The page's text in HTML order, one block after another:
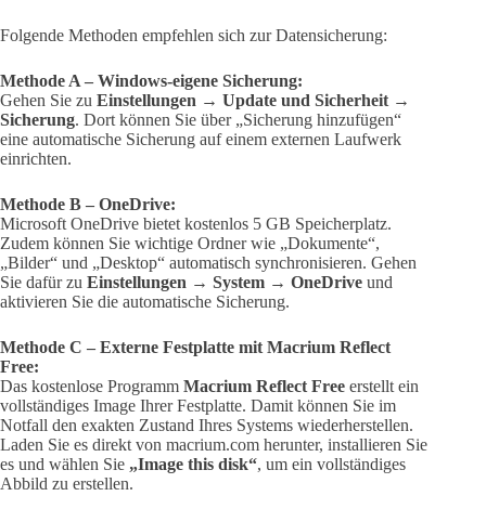
Folgende Methoden empfehlen sich zur Datensicherung:
Methode A – Windows-eigene Sicherung:
Gehen Sie zu Einstellungen → Update und Sicherheit →
Sicherung. Dort können Sie über „Sicherung hinzufügen“
eine automatische Sicherung auf einem externen Laufwerk
einrichten.
Methode B – OneDrive:
Microsoft OneDrive bietet kostenlos 5 GB Speicherplatz.
Zudem können Sie wichtige Ordner wie „Dokumente“,
„Bilder“ und „Desktop“ automatisch synchronisieren. Gehen
Sie dafür zu Einstellungen → System → OneDrive und
aktivieren Sie die automatische Sicherung.
Methode C – Externe Festplatte mit Macrium Reflect
Free:
Das kostenlose Programm Macrium Reflect Free erstellt ein
vollständiges Image Ihrer Festplatte. Damit können Sie im
Notfall den exakten Zustand Ihres Systems wiederherstellen.
Laden Sie es direkt von macrium.com herunter, installieren Sie
es und wählen Sie „Image this disk“, um ein vollständiges
Abbild zu erstellen.